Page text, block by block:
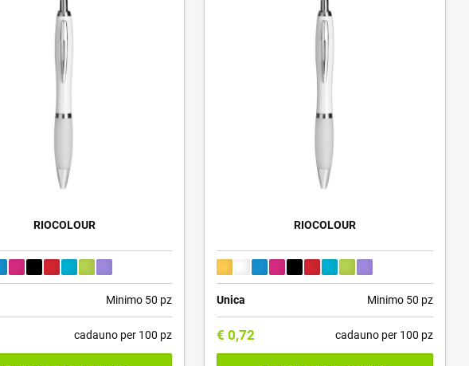
RIOCOLOUR
Minimo 50 pz
cadauno per 100 pz
RIOCOLOUR
Unica Minimo 50 pz
€ 0,72 cadauno per 100 pz